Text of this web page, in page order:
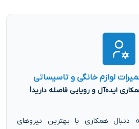
لوازم خانگی و تاسیساتی
دنبال همکاری با بهترین نیروهای